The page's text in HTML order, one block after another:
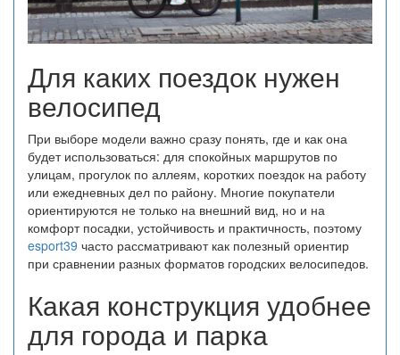
Для каких поездок нужен
велосипед
При выборе модели важно сразу понять, где и как она
будет использоваться: для спокойных маршрутов по
улицам, прогулок по аллеям, коротких поездок на работу
или ежедневных дел по району. Многие покупатели
ориентируются не только на внешний вид, но и на
комфорт посадки, устойчивость и практичность, поэтому
esport39 часто рассматривают как полезный ориентир
при сравнении разных форматов городских велосипедов.
Какая конструкция удобнее
для города и парка